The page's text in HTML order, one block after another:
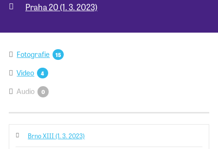
Praha 20 (1. 3. 2023)
Fotografie 15
Video 4
Audio 0
Brno XIII (1. 3. 2023)